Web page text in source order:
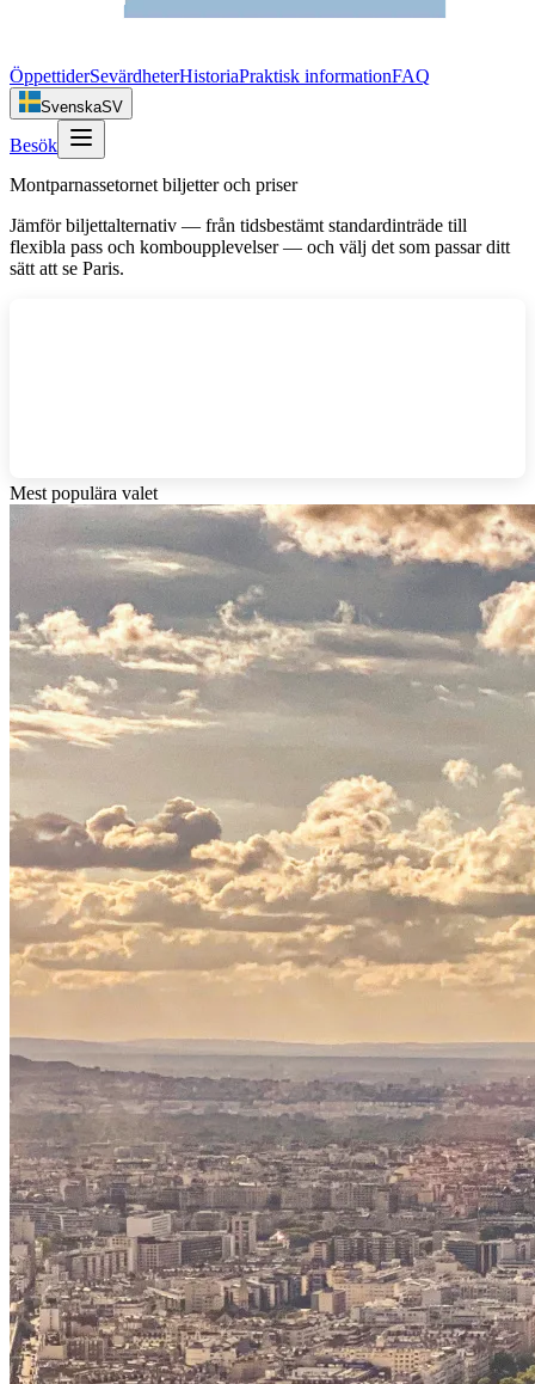
ÖppettiderSevärdheterHistoriaPraktisk informationFAQ
SvenskaSV
Besök
Montparnassetornet biljetter och priser
Jämför biljettalternativ — från tidsbestämt standardinträde till
flexibla pass och komboupplevelser — och välj det som passar ditt
sätt att se Paris.
Mest populära valet